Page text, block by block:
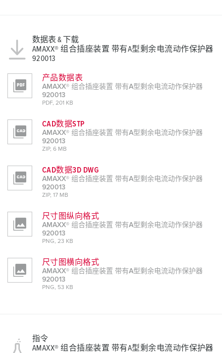
数据表 & 下载
AMAXX® 组合插座装置 带有A型剩余电流动作保护器
920013
产品数据表
AMAXX® 组合插座装置 带有A型剩余电流动作保护器
920013
PDF, 201 KB
CAD数据STP
AMAXX® 组合插座装置 带有A型剩余电流动作保护器
920013
ZIP, 6 MB
CAD数据3D DWG
AMAXX® 组合插座装置 带有A型剩余电流动作保护器
920013
ZIP, 17 MB
尺寸图纵向格式
AMAXX® 组合插座装置 带有A型剩余电流动作保护器
920013
PNG, 23 KB
尺寸图横向格式
AMAXX® 组合插座装置 带有A型剩余电流动作保护器
920013
PNG, 53 KB
指令
AMAXX® 组合插座装置 带有A型剩余电流动作保护器